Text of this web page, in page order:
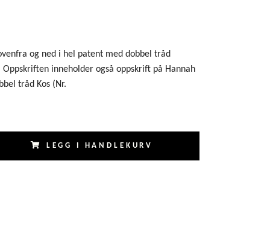
og ned i hel patent med dobbel tråd
Oppskriften inneholder også oppskrift på Hannah
tråd Kos (Nr.
LEGG I HANDLEKURV